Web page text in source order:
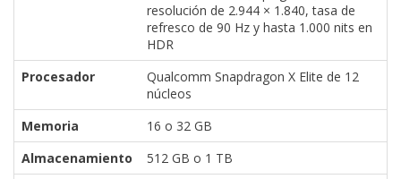
resolución de 2.944 × 1.840, tasa de
refresco de 90 Hz y hasta 1.000 nits en
HDR
Procesador
Qualcomm Snapdragon X Elite de 12
núcleos
Memoria
16 o 32 GB
Almacenamiento
512 GB o 1 TB